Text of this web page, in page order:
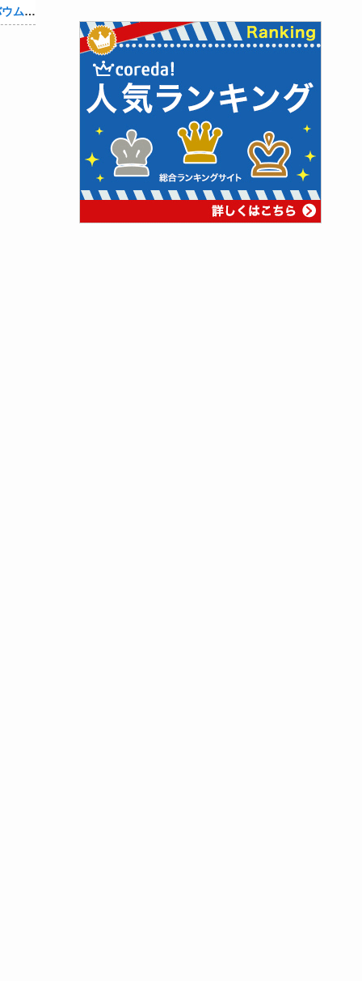
【速報】ジャンポケ斉藤の被害女性「バウムクーヘン売ったりTikTokライブしててムカついたから示談しなかった」他